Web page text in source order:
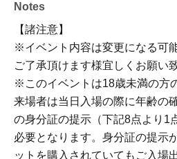
Notes
【諸注意】
※イベント内容は変更になる可
ご了承頂けます様宜しくお願い
※このイベントは18歳未満の方
来場者は当日入場の際に年齢の
の身分証の提示（下記8点より1
必要となります。身分証の提示
ットを購入されていてもご入場